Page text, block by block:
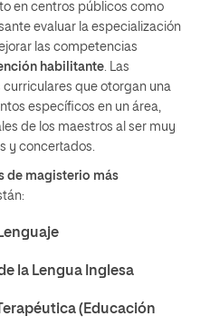
en centros públicos como
evaluar la especialización
las competencias
habilitante. Las
que otorgan una
específicos en un área,
de los maestros al ser muy
y concertados.
de magisterio más
la Lengua Inglesa
(Educación